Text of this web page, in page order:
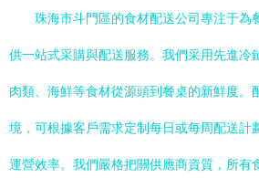
珠海市斗門區的食材配送公司專注于為
供一站式采購與配送服務。我們采用先進冷
肉類、海鮮等食材從源頭到餐桌的新鮮度。
境，可根據客戶需求定制每日或每周配送計
運營效率。我們嚴格把關供應商資質，所有